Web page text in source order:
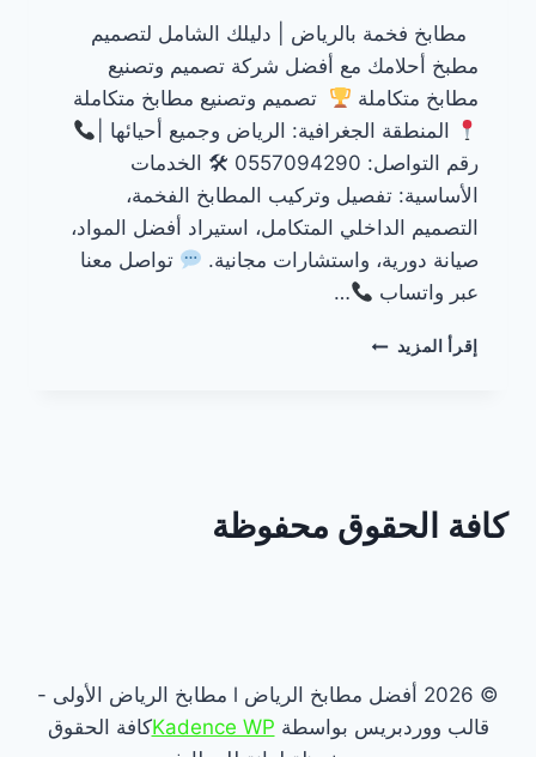
مطابخ فخمة بالرياض | دليلك الشامل لتصميم
مطبخ أحلامك مع أفضل شركة تصميم وتصنيع
مطابخ متكاملة
تصميم وتصنيع مطابخ متكاملة
المنطقة الجغرافية: الرياض وجميع أحيائها |
رقم التواصل: 0557094290 🛠 الخدمات
الأساسية: تفصيل وتركيب المطابخ الفخمة،
التصميم الداخلي المتكامل، استيراد أفضل المواد،
صيانة دورية، واستشارات مجانية.
تواصل معنا
عبر واتساب
…
إقرأ المزيد مطابخ
كافة الحقوق محفوظة
© 2026 أفضل مطابخ الرياض l مطابخ الرياض الأولى -
قالب ووردبريس بواسطة Kadence WPكافة الحقوق